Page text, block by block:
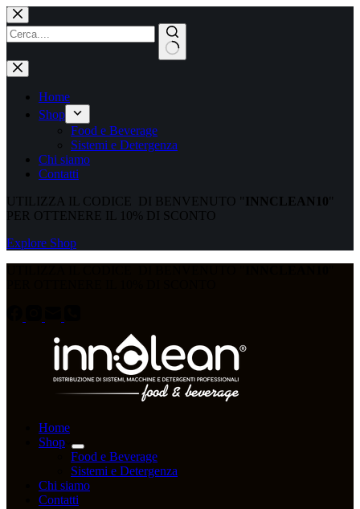
Home
Shop
Food e Beverage
Sistemi e Detergenza
Chi siamo
Contatti
UTILIZZA IL CODICE DI BENVENUTO " INNCLEAN10"
PER OTTENERE IL 10% DI SCONTO
Explore Shop
Home
Shop
Food e Beverage
Sistemi e Detergenza
Chi siamo
Contatti